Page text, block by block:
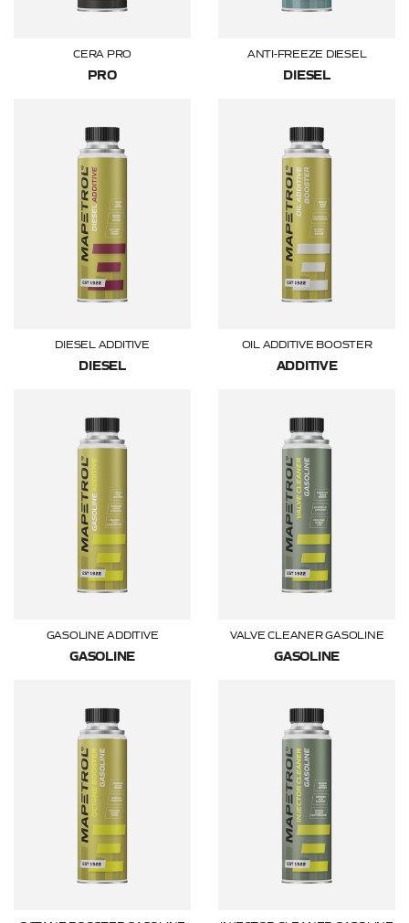
CERA PRO
PRO
ANTI-FREEZE DIESEL
DIESEL
DIESEL ADDITIVE
DIESEL
OIL ADDITIVE BOOSTER
ADDITIVE
GASOLINE ADDITIVE
GASOLINE
VALVE CLEANER GASOLINE
GASOLINE